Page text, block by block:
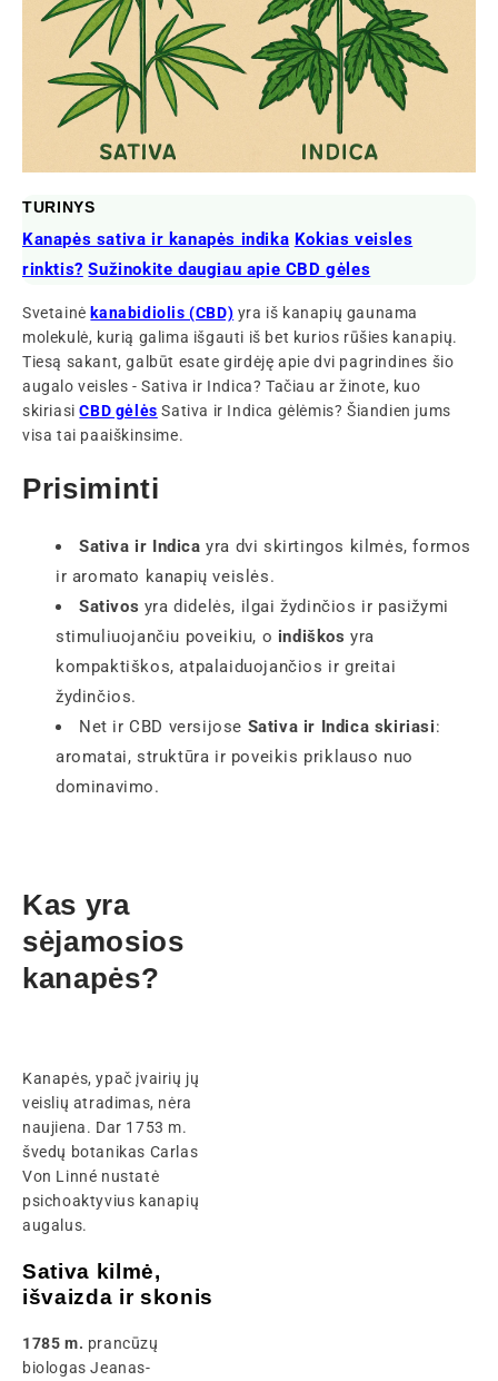
TURINYS
Kanapės sativa ir kanapės indika Kokias veisles
rinktis? Sužinokite daugiau apie CBD gėles
Svetainėkanabidiolis (CBD) yra iš kanapių gaunama
molekulė, kurią galima išgauti iš bet kurios rūšies kanapių.
Tiesą sakant, galbūt esate girdėję apie dvi pagrindines šio
augalo veisles - Sativa ir Indica? Tačiau ar žinote, kuo
skiriasiCBD gėlės Sativa ir Indica gėlėmis? Šiandien jums
visa tai paaiškinsime.
Prisiminti
Sativa ir Indica yra dvi skirtingos kilmės, formos
ir aromato kanapių veislės.
Sativos yra didelės, ilgai žydinčios ir pasižymi
stimuliuojančiu poveikiu, o indiškos yra
kompaktiškos, atpalaiduojančios ir greitai
žydinčios.
Net ir CBD versijose Sativa ir Indica skiriasi:
aromatai, struktūra ir poveikis priklauso nuo
dominavimo.
Kas yra
sėjamosios
kanapės?
Kanapės, ypač įvairių jų
veislių atradimas, nėra
naujiena. Dar 1753 m.
švedų botanikas Carlas
Von Linné nustatė
psichoaktyvius kanapių
augalus.
Sativa kilmė,
išvaizda ir skonis
1785 m. prancūzų
biologas Jeanas-